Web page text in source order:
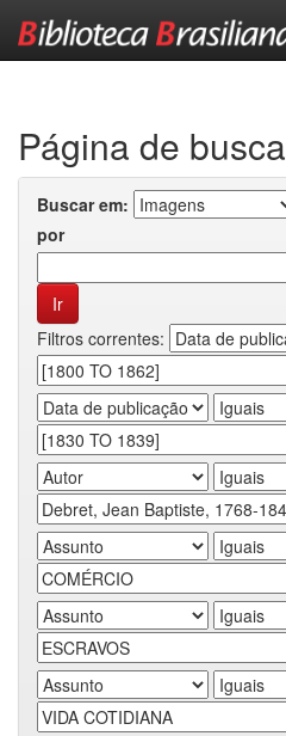
Página de busca
Buscar em:
por
Filtros correntes: